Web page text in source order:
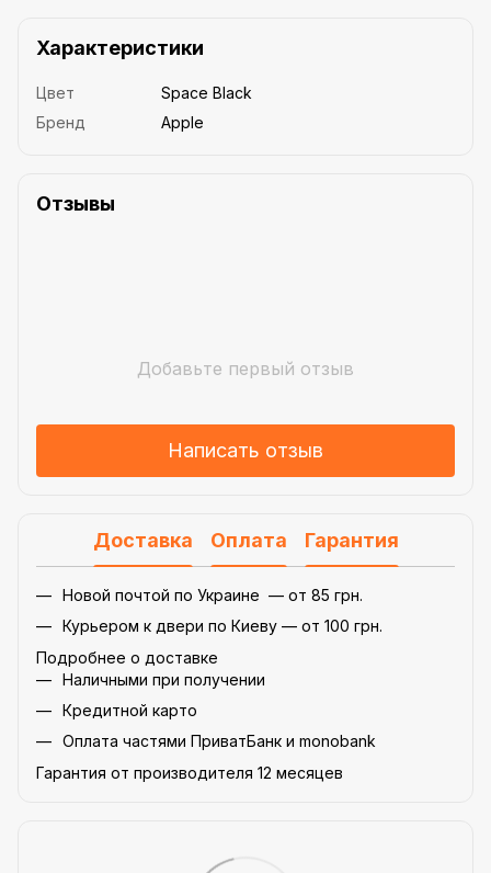
Характеристики
Цвет
Space Black
Бренд
Apple
Отзывы
Добавьте первый отзыв
Написать отзыв
Доставка Оплата Гарантия
Новой почтой по Украине — от 85 грн.
Курьером к двери по Киеву — от 100 грн.
Подробнее о доставке
Наличными при получении
Кредитной карто
Оплата частями ПриватБанк и monobank
Гарантия от производителя 12 месяцев